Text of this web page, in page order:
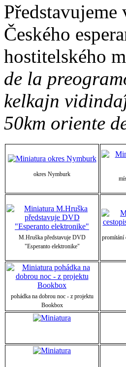
Českého
hostitelského
de la
kelkajn
50km oriente
okres Nymburk
M.Hruška představuje DVD
"Esperanto elektronike"
promítání
pohádka na dobrou noc - z projektu
Bookbox